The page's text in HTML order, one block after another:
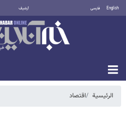
English فارسی أرشيف
الرئيسية اقتصاد